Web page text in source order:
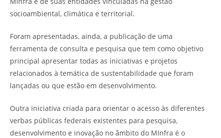
socioambiental, climática e territorial.
Foram apresentadas, ainda, a publicação de uma
ferramenta de consulta e pesquisa que tem como objetivo
principal apresentar todas as iniciativas e projetos
relacionados à temática de sustentabilidade que foram
lançadas ou que estão em desenvolvimento.
Outra iniciativa criada para orientar o acesso às diferentes
verbas públicas federais existentes para pesquisa,
desenvolvimento e inovação no âmbito do MInfra é o